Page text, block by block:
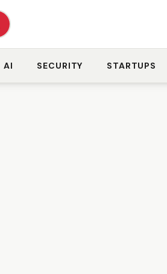
AI SECURITY STARTUPS